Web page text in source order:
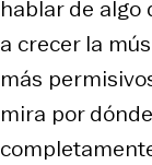
hablar de algo
a crecer la
más
mira por